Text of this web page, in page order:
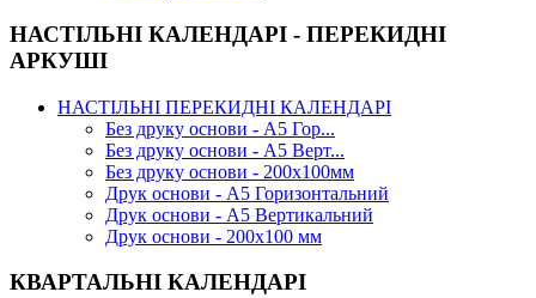
НАСТІЛЬНІ КАЛЕНДАРІ - ПЕРЕКИДНІ
АРКУШІ
НАСТІЛЬНІ ПЕРЕКИДНІ КАЛЕНДАРІ
Без друку основи - А5 Гор...
Без друку основи - А5 Верт...
Без друку основи - 200х100мм
Друк основи - А5 Горизонтальний
Друк основи - А5 Вертикальний
Друк основи - 200х100 мм
КВАРТАЛЬНІ КАЛЕНДАРІ